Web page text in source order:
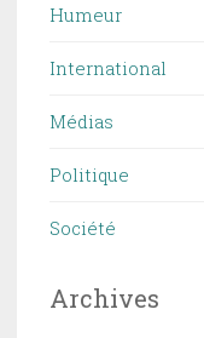
Humeur
International
Médias
Politique
Société
Archives